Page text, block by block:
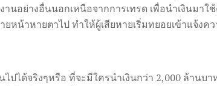
อย่างอื่นนอกเหนือจากการเทรด เพื่อนำเงินมาใ
หน้าหายตาไป ทำให้ผู้เสียหายเริ่มทยอยเข้าแจ้งค
ปได้จริงๆหรือ ที่จะมีใครนำเงินกว่า 2,000 ล้านบ